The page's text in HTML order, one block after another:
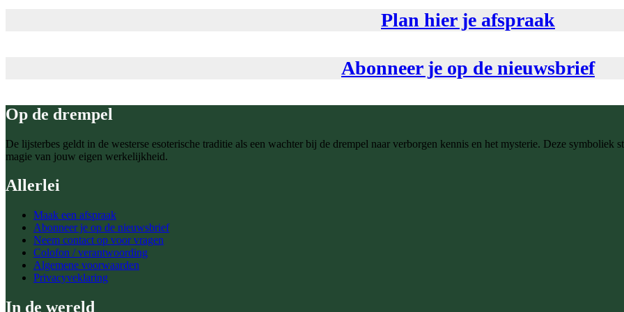
Plan hier je afspraak
Abonneer je op de nieuwsbrief
Op de drempel
De lijsterbes geldt in de westerse esoterische traditie als een wachter bij de drempel naar verborgen kennis en het mysterie. Deze
magie van jouw eigen werkelijkheid.
Allerlei
Maak een afspraak
Abonneer je op de nieuwsbrief
Neem contact op voor vragen
Colofon / verantwoording
Algemene voorwaarden
Privacyveklaring
In de wereld